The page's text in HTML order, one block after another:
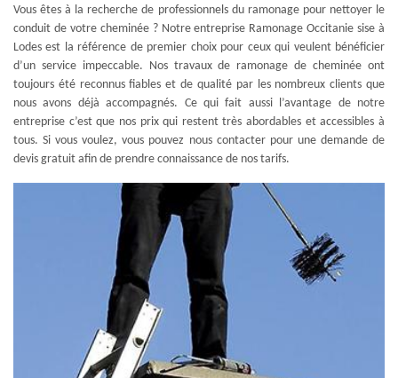
Vous êtes à la recherche de professionnels du ramonage pour nettoyer le
conduit de votre cheminée ? Notre entreprise Ramonage Occitanie sise à
Lodes est la référence de premier choix pour ceux qui veulent bénéficier
d’un service impeccable. Nos travaux de ramonage de cheminée ont
toujours été reconnus fiables et de qualité par les nombreux clients que
nous avons déjà accompagnés. Ce qui fait aussi l’avantage de notre
entreprise c’est que nos prix qui restent très abordables et accessibles à
tous. Si vous voulez, vous pouvez nous contacter pour une demande de
devis gratuit afin de prendre connaissance de nos tarifs.